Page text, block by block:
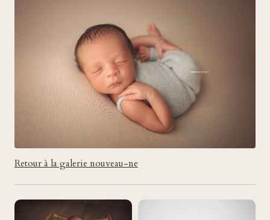
Retour à la galerie nouveau-ne